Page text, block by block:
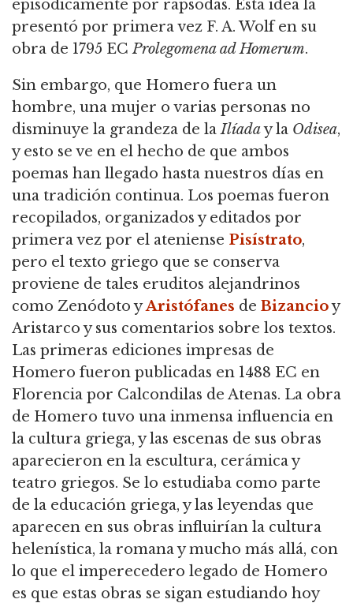
episódicamente por rapsodas. Esta idea la
presentó por primera vez F. A. Wolf en su
obra de 1795 ECProlegomena ad Homerum.
Sin embargo, que Homero fuera un
hombre, una mujer o varias personas no
disminuye la grandeza de laIlíaday la Odisea,
y esto se ve en el hecho de que ambos
poemas han llegado hasta nuestros días en
una tradición continua. Los poemas fueron
recopilados, organizados y editados por
primera vez por el ateniense Pisístrato,
pero el texto griego que se conserva
proviene de tales eruditos alejandrinos
como Zenódoto yAristófanes de Bizancioy
Aristarco y sus comentarios sobre los textos.
Las primeras ediciones impresas de
Homero fueron publicadas en 1488 EC en
Florencia por Calcondilas de Atenas. La obra
de Homero tuvo una inmensa influencia en
la cultura griega, y las escenas de sus obras
aparecieron en la escultura, cerámica y
teatro griegos. Se lo estudiaba como parte
de la educación griega, y las leyendas que
aparecen en sus obras influirían la cultura
helenística, la romana y mucho más allá, con
lo que el imperecedero legado de Homero
es que estas obras se sigan estudiando hoy